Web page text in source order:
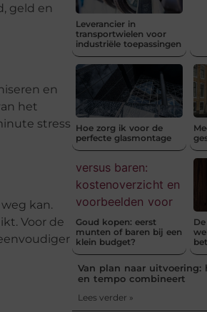
geld en
en
het
stress
kan.
Voor de
Leverancier in
transportwielen voor
industriële toepassingen
Hoe zorg ik voor de
perfecte glasmontage
Goud kopen: eerst
munten of baren bij een
klein budget?
Van plan naar uitvoering:
en tempo combineert
Lees verder »